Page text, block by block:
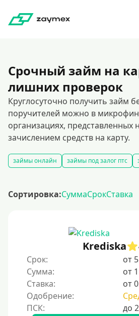
Срочный займ на
лишних проверок
Круглосуточно получить займ
поручителей можно в
организациях,
зачислением средств на карту.
займы онлайн займы под залог птс
Сортировка:СуммаСрокСтавка
Krediska
Срок:
от
Сумма:
от
Ставка:
от
Одобрение: